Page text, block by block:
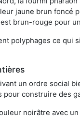
jaune brun foncé
brun-rouge pour
polyphages ce qui
un ordre social
pour construire des
noirâtre avec